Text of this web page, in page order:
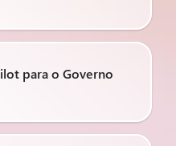
para o Governo